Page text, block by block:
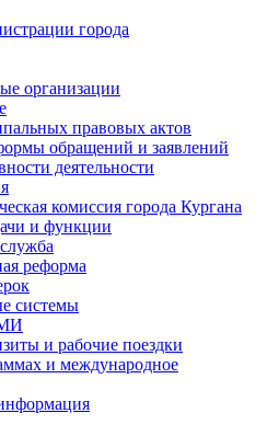
города
организации
правовых актов
обращений и заявлений
деятельности
комиссия города Кургана
и функции
реформа
системы
и рабочие поездки
и международное